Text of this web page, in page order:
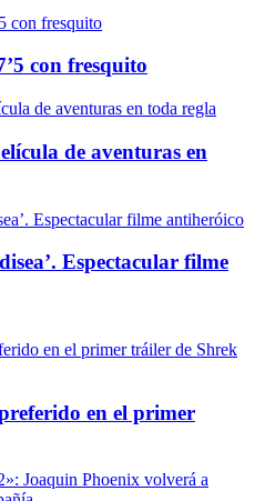
con fresquito
de aventuras en
Espectacular filme
en el primer